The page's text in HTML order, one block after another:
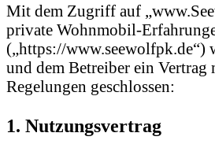
Mit dem Zugriff auf
private Wohnmobil-
(„https://www.seewolfpk.de“)
und dem Betreiber ein Vertrag
Regelungen geschlossen:
1. Nutzungsvertrag